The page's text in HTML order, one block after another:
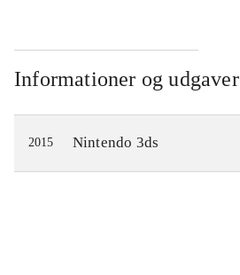
Informationer og udgaver
2015 Nintendo 3ds